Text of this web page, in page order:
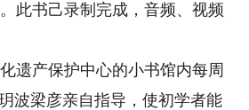
此书己录制完成，音频、视频
产保护中心的小书馆内每周
波梁彦亲自指导，使初学者能